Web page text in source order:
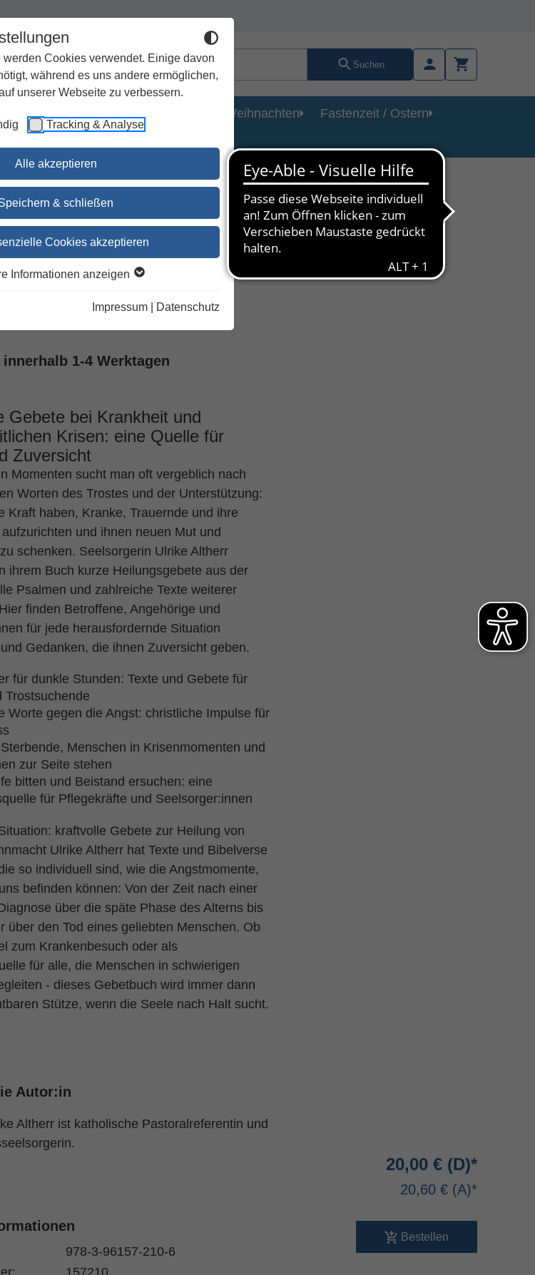
Cookies verwendet. Einige davon
während es uns andere ermöglichen,
unserer Webseite zu verbessern.
Tracking & Analyse
Alle akzeptieren
& schließen
Cookies akzeptieren
Informationen anzeigen
Impressum Datenschutz
Suchen
Kirchenjahr / Lebensweg Weihnachten
Fastenzeit / Ostern
Gebete zur Heilung
Texte und traditionelle
1-4 Werktagen
Gebete bei Krankheit und
Krisen: eine Quelle für
Zuversicht
Momenten sucht man oft vergeblich nach
Worten des Trostes und der Unterstützung:
Kraft haben, Kranke, Trauernde und ihre
und ihnen neuen Mut und
schenken. Seelsorgerin Ulrike Altherr
ihrem Buch kurze Heilungsgebete aus der
Psalmen und zahlreiche Texte weiterer
finden Betroffene, Angehörige und
für jede herausfordernde Situation
Gedanken, die ihnen Zuversicht geben.
für dunkle Stunden: Texte und Gebete für
Trostsuchende
Worte gegen die Angst: christliche Impulse für
Menschen in Krisenmomenten und
zur Seite stehen
bitten und Beistand ersuchen: eine
für Pflegekräfte und Seelsorger:innen
kraftvolle Gebete zur Heilung von
Ulrike Altherr hat Texte und Bibelverse
so individuell sind, wie die Angstmomente,
befinden können: Von der Zeit nach einer
über die späte Phase des Alterns bis
über den Tod eines geliebten Menschen. Ob
zum Krankenbesuch oder als
für alle, die Menschen in schwierigen
- dieses Gebetbuch wird immer dann
Stütze, wenn die Seele nach Halt sucht.
Autor:in
Altherr ist katholische Pastoralreferentin und
20,00 €
20,60 €
Bestellen
978-3-96157-210-6
157210